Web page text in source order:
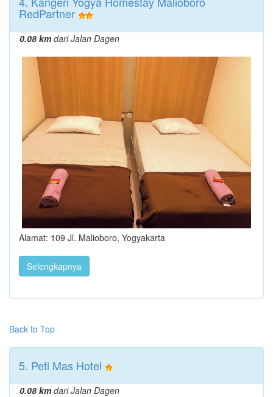
RedPartner
0.08 kmdari Jalan Dagen
Alamat: 109 Jl. Malioboro, Yogyakarta
Selengkapnya
Back to Top
5. Peti Mas Hotel
0.08 kmdari Jalan Dagen